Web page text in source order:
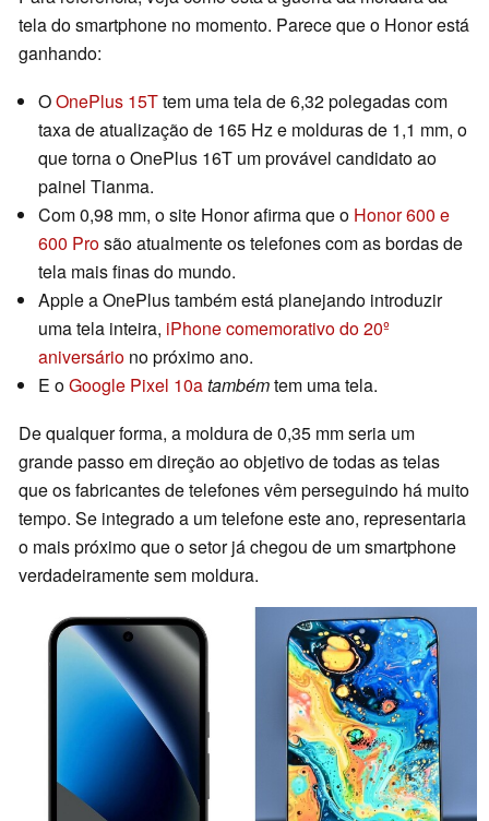
tela do smartphone no momento. Parece que o Honor está
ganhando:
OOnePlus 15Ttem uma tela de 6,32 polegadas com
taxa de atualização de 165 Hz e molduras de 1,1 mm, o
que torna o OnePlus 16T um provável candidato ao
painel Tianma.
Com 0,98 mm, o site Honor afirma que o Honor 600 e
600 Prosão atualmente os telefones com as bordas de
tela mais finas do mundo.
Apple a OnePlus também está planejando introduzir
uma tela inteira, iPhone comemorativo do 20º
aniversário no próximo ano.
E oGoogle Pixel 10atambémtem uma tela.
De qualquer forma, a moldura de 0,35 mm seria um
grande passo em direção ao objetivo de todas as telas
que os fabricantes de telefones vêm perseguindo há muito
tempo. Se integrado a um telefone este ano, representaria
o mais próximo que o setor já chegou de um smartphone
verdadeiramente sem moldura.